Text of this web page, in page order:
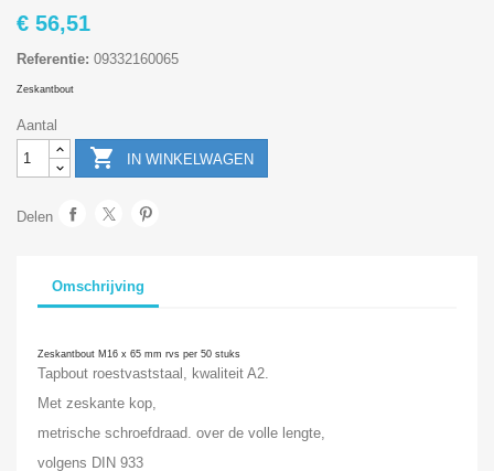
€ 56,51
Referentie: 09332160065
Zeskantbout
Aantal
 IN WINKELWAGEN
Delen
Omschrijving
Zeskantbout M16 x 65 mm rvs per 50 stuks
Tapbout roestvaststaal, kwaliteit A2.
Met zeskante kop,
metrische schroefdraad. over de volle lengte,
volgens DIN 933